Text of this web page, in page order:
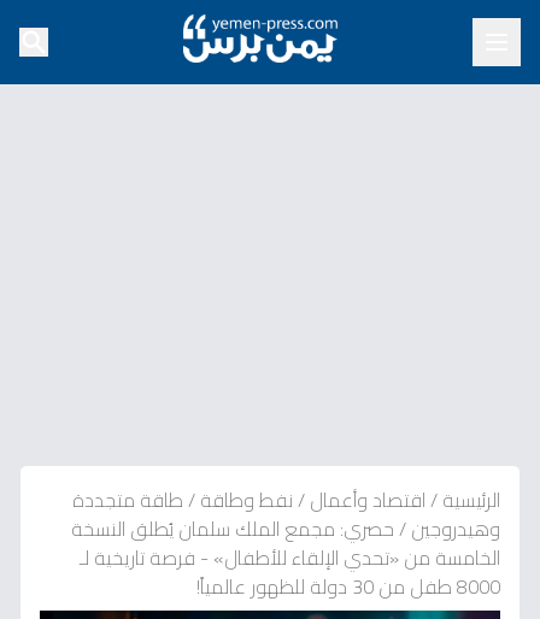
الرئيسية/اقتصاد وأعمال/نفط وطاقة/طاقة متجددة
وهيدروجين/حصري: مجمع الملك سلمان يُطلق النسخة
الخامسة من «تحدي الإلقاء للأطفال» - فرصة تاريخية لـ
8000 طفل من 30 دولة للظهور عالمياً!